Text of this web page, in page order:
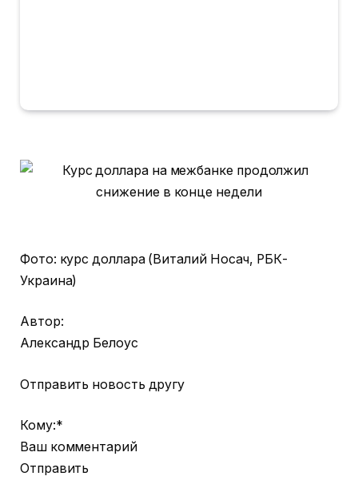
Фото: курс доллара (Виталий Носач, РБК-
Украина)
Автор:
Александр Белоус
Отправить новость другу
Кому:*
Ваш комментарий
Отправить